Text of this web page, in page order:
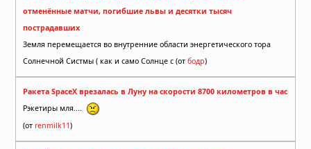
отменённые матчи, погибшие львы и десятки тысяч
пострадавших
Земля перемещается во внутренние области энергетического тора
Солнечной Систмы ( как и само Солнце с (от бодр)
Ракета SpaceX врезалась в Луну на скорости 8700 километров в час
Рэкетиры мля....
(от renmilk11)